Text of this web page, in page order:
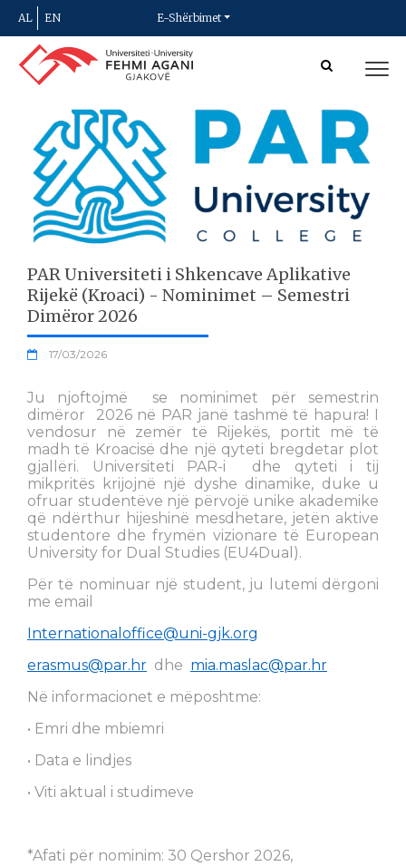
AL EN E-Shërbimet
PAR Universiteti i Shkencave Aplikative
Rijekë (Kroaci) - Nominimet – Semestri
Dimëror 2026
17/03/2026
Ju njoftojmë se nominimet për semestrin
dimëror 2026 në PAR janë tashmë të hapura! I
vendosur në zemër të Rijekës, portit më të
madh të Kroacisë dhe një qyteti bregdetar plot
gjallëri. Universiteti PAR-i dhe qyteti i tij
mikpritës krijojnë një dyshe dinamike, duke u
ofruar studentëve një përvojë unike akademike
që ndërthur hijeshinë mesdhetare, jetën aktive
studentore dhe frymën vizionare të European
University for Dual Studies (EU4Dual).
Për të nominuar një student, ju lutemi dërgoni
me email
Internationaloffice@uni-gjk.org
erasmus@par.hr dhe mia.maslac@par.hr
Në informacionet e mëposhtme:
• Emri dhe mbiemri
• Data e lindjes
• Viti aktual i studimeve
*Afati për nominim: 30 Qershor 2026,